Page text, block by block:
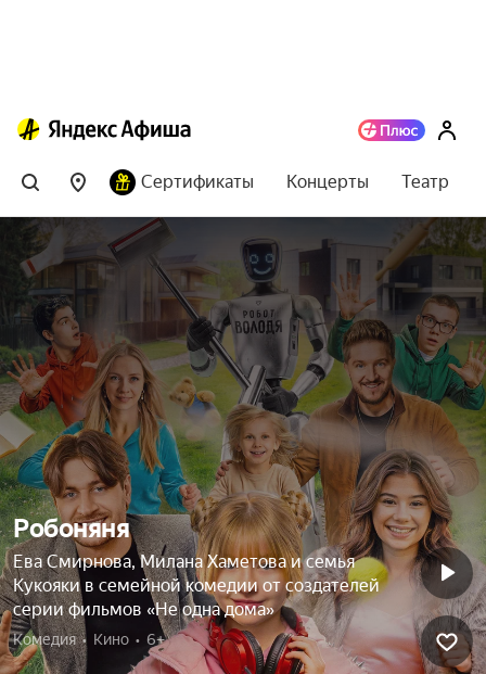
Сертификаты Концерты Театр
Робоняня
Ева Смирнова, Милана Хаметова и семья
Кукояки в семейной комедии от создателей
серии фильмов «Не одна дома»
Комедия  •  Кино  •  6+